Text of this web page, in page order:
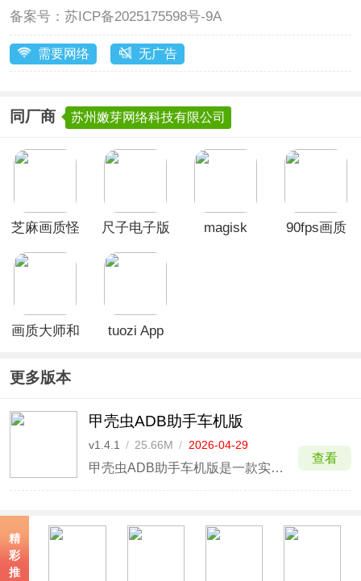
备案号： 苏ICP备2025175598号-9A
需要网络 无广告
同厂商 苏州嫩芽网络科技有限公司
芝麻画质怪
尺子电子版
magisk
90fps画质
画质大师和
帧最新版
tuozi App
更多版本
甲壳虫ADB助手车机版
v1.4.1 / 25.66M / 2026-04-29
甲壳虫ADB助手车机版是一款实现对电视、车机等安卓设备进行ADB调试的工具，旨在为车主和乘客提供便捷的手机连接和管理体验。通过安卓手机使用ADB连接，用户可以无需插入USB线即可将Android手机与车载设备连接，从而实现车机与手机的无缝对接。
查看
精
彩
推